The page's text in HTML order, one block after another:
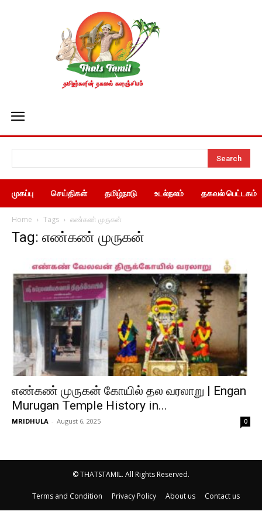
Search
முகப்பு செய்திகள் தமிழ்நாடு உடல்நலம் தகவல் பெட்டகம்
Home Tags எண்கண் முருகன்
Tag: எண்கண் முருகன்
எண்கண் முருகன் கோயில் தல வரலாறு | Engan
Murugan Temple History in...
MRIDHULA - August 6, 2025 0
© THATSTAMIL. All Rights Reserved.
Terms and Condition Privacy Policy About us Contact us